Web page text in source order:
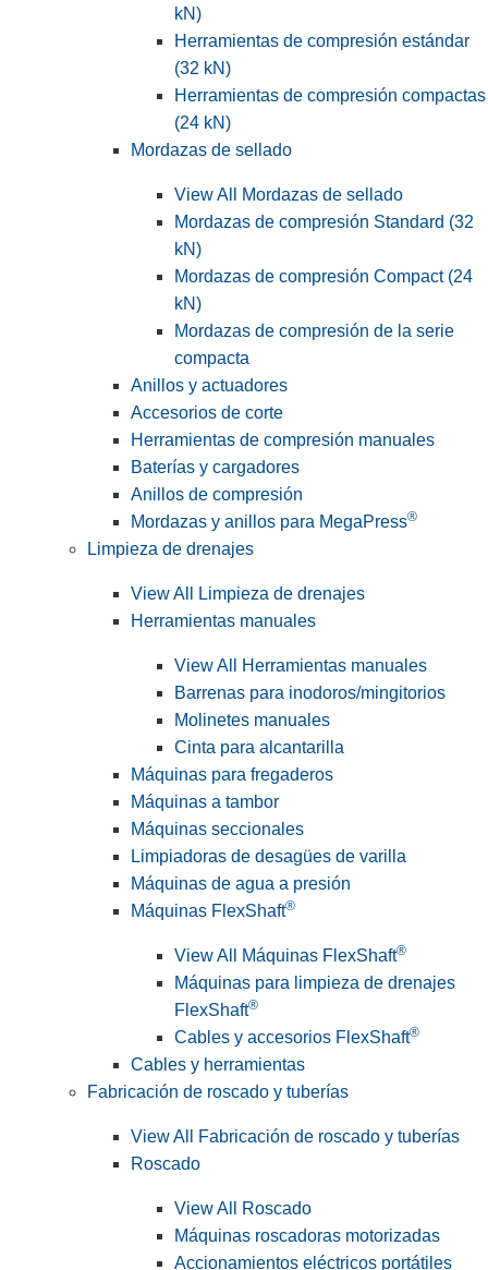
kN)
Herramientas de compresión estándar
(32 kN)
Herramientas de compresión compactas
(24 kN)
Mordazas de sellado
View All Mordazas de sellado
Mordazas de compresión Standard (32
kN)
Mordazas de compresión Compact (24
kN)
Mordazas de compresión de la serie
compacta
Anillos y actuadores
Accesorios de corte
Herramientas de compresión manuales
Baterías y cargadores
Anillos de compresión
Mordazas y anillos para MegaPress®
Limpieza de drenajes
View All Limpieza de drenajes
Herramientas manuales
View All Herramientas manuales
Barrenas para inodoros/mingitorios
Molinetes manuales
Cinta para alcantarilla
Máquinas para fregaderos
Máquinas a tambor
Máquinas seccionales
Limpiadoras de desagües de varilla
Máquinas de agua a presión
Máquinas FlexShaft®
View All Máquinas FlexShaft®
Máquinas para limpieza de drenajes
FlexShaft®
Cables y accesorios FlexShaft®
Cables y herramientas
Fabricación de roscado y tuberías
View All Fabricación de roscado y tuberías
Roscado
View All Roscado
Máquinas roscadoras motorizadas
Accionamientos eléctricos portátiles